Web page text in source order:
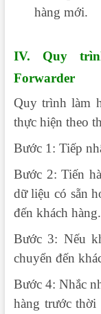
hàng mới.
IV. Quy
Forwarder
Quy trình làm
thực hiện theo
Bước 1: Tiếp
Bước 2: Tiến
dữ liệu có sẵn
đến khách hàng.
Bước 3: Nếu
chuyển đến
Bước 4: Nhắc
hàng trước thời